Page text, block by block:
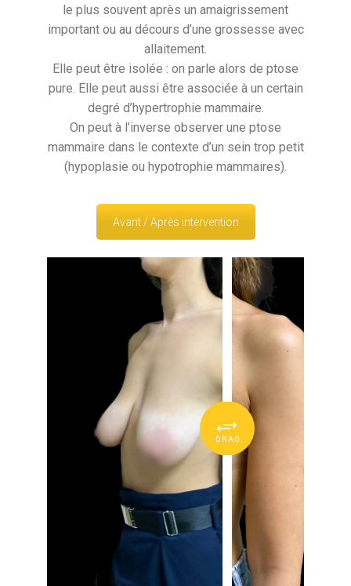
le plus souvent après un amaigrissement
important ou au décours d’une grossesse avec
allaitement.
Elle peut être isolée : on parle alors de ptose
pure. Elle peut aussi être associée à un certain
degré d’hypertrophie mammaire.
On peut à l’inverse observer une ptose
mammaire dans le contexte d’un sein trop petit
(hypoplasie ou hypotrophie mammaires).
Avant / Après intervention